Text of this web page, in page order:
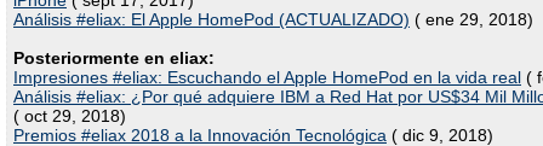
Análisis #eliax: El Apple HomePod (ACTUALIZADO) ( ene 29, 2018)
Posteriormente en eliax:
Impresiones #eliax: Escuchando el Apple HomePod en la vida real (
Análisis #eliax: ¿Por qué adquiere IBM a Red Hat por US$34 Mil
( oct 29, 2018)
Premios #eliax 2018 a la Innovación Tecnológica ( dic 9, 2018)